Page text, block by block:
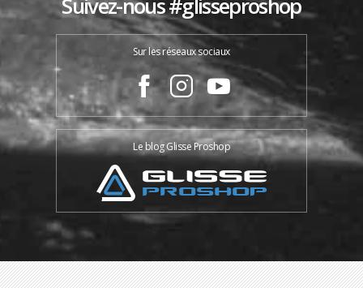
Suivez-nous #glisseproshop
Sur les réseaux sociaux
Le blog Glisse Proshop